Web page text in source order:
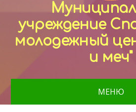
учреждение
молодежный
и меч"
МЕНЮ